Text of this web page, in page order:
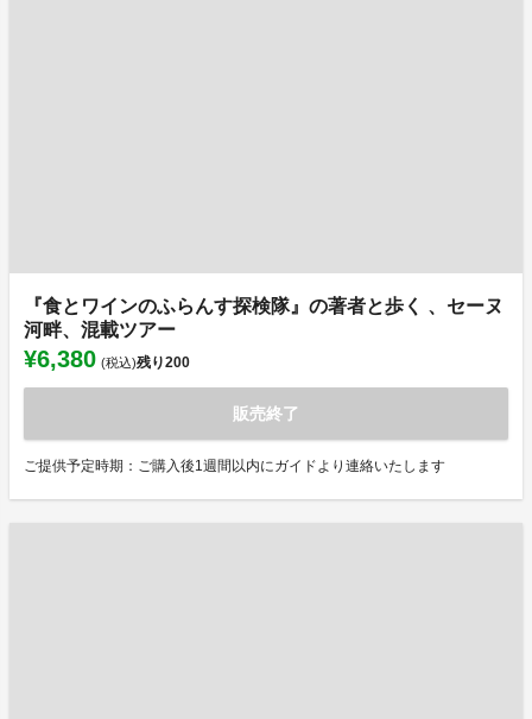
『食とワインのふらんす探検隊』の著者と歩く 、セーヌ
河畔、混載ツアー
¥6,380 (税込)残り200
販売終了
ご提供予定時期：ご購入後1週間以内にガイドより連絡いたします